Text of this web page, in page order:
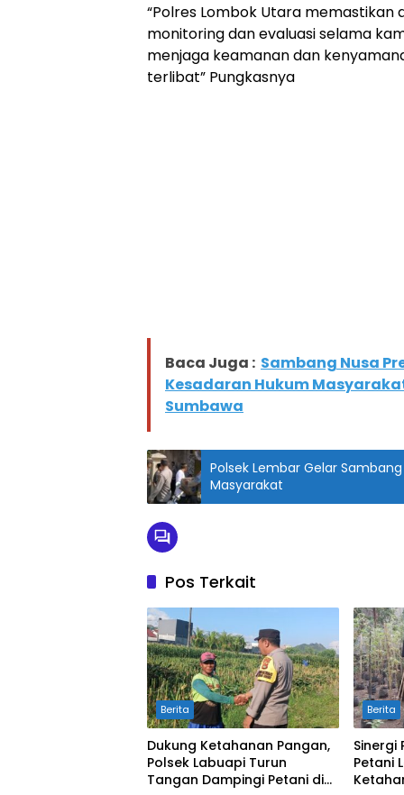
“Polres Lombok Utara memastikan
monitoring dan evaluasi selama
menjaga keamanan dan
terlibat” Pungkasnya
Baca Juga : Sambang Nusa
Kesadaran Hukum
Sumbawa
Polsek Lembar Gelar
Masyarakat
Pos Terkait
Berita
Dukung Ketahanan Pangan,
Polsek Labuapi Turun
Tangan Dampingi Petani di
Berita
Sinergi
Petani